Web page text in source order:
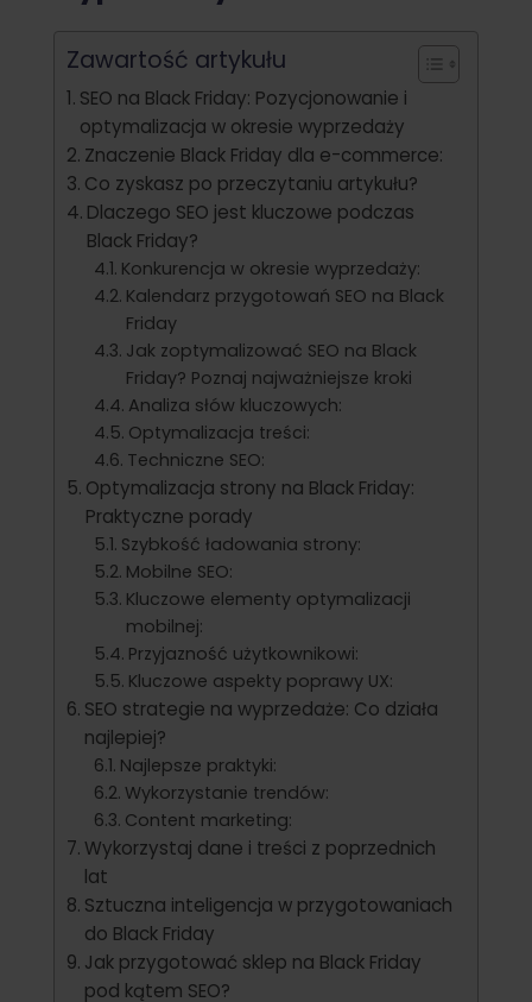
Zawartość artykułu
SEO na Black Friday: Pozycjonowanie i
optymalizacja w okresie wyprzedaży
Znaczenie Black Friday dla e-commerce:
Co zyskasz po przeczytaniu artykułu?
Dlaczego SEO jest kluczowe podczas
Black Friday?
Konkurencja w okresie wyprzedaży:
Kalendarz przygotowań SEO na Black
Friday
Jak zoptymalizować SEO na Black
Friday? Poznaj najważniejsze kroki
Analiza słów kluczowych:
Optymalizacja treści:
Techniczne SEO:
Optymalizacja strony na Black Friday:
Praktyczne porady
Szybkość ładowania strony:
Mobilne SEO:
Kluczowe elementy optymalizacji
mobilnej:
Przyjazność użytkownikowi:
Kluczowe aspekty poprawy UX:
SEO strategie na wyprzedaże: Co działa
najlepiej?
Najlepsze praktyki:
Wykorzystanie trendów:
Content marketing:
Wykorzystaj dane i treści z poprzednich
lat
Sztuczna inteligencja w przygotowaniach
do Black Friday
Jak przygotować sklep na Black Friday
pod kątem SEO?